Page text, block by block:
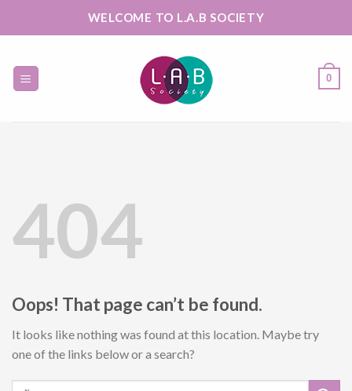
WELCOME TO L.A.B SOCIETY
0
404
Oops! That page can’t be found.
It looks like nothing was found at this location. Maybe try
one of the links below or a search?